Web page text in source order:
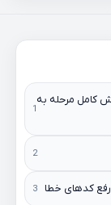
کامل مرحله به
کدهای خطا